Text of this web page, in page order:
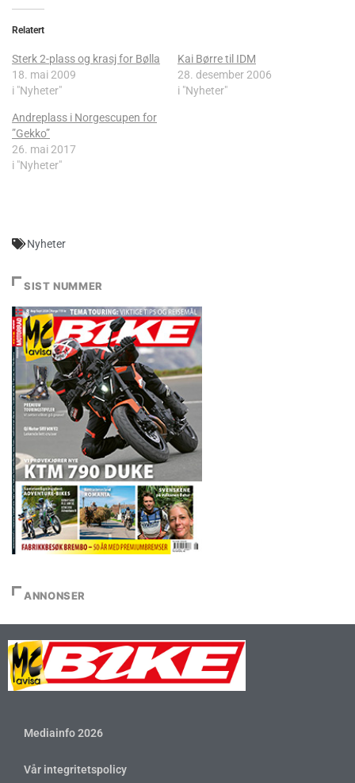
Relatert
Sterk 2-plass og krasj for Bølla
18. mai 2009
i "Nyheter"
Kai Børre til IDM
28. desember 2006
i "Nyheter"
Andreplass i Norgescupen for
”Gekko”
26. mai 2017
i "Nyheter"
Nyheter
SIST NUMMER
ANNONSER
Mediainfo 2026
Vår integritetspolicy